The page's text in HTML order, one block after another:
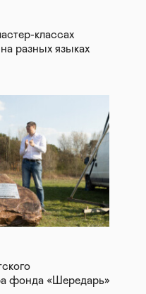
классах
разных языках
фонда «Шередарь»